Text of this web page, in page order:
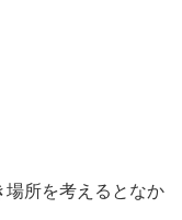
所を考えるとなか